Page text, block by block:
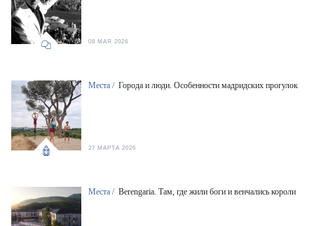
08 МАЯ 2026
Места / Города и люди. Особенности мадридских прогулок
27 МАРТА 2026
Места / Berengaria. Там, где жили боги и венчались короли